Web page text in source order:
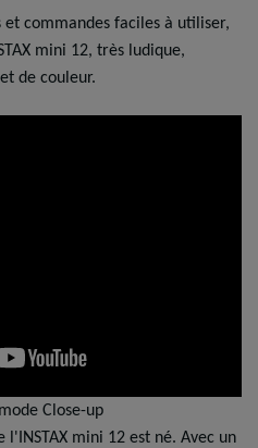
commandes faciles à utiliser,
mini 12, très ludique,
de couleur.
Close-up
l'INSTAX mini 12 est né. Avec un